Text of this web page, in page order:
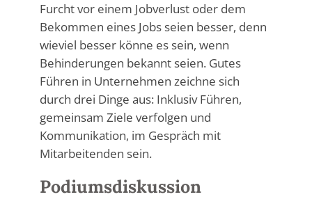
Furcht vor einem Jobverlust oder dem
Bekommen eines Jobs seien besser, denn
wieviel besser könne es sein, wenn
Behinderungen bekannt seien. Gutes
Führen in Unternehmen zeichne sich
durch drei Dinge aus: Inklusiv Führen,
gemeinsam Ziele verfolgen und
Kommunikation, im Gespräch mit
Mitarbeitenden sein.
Podiumsdiskussion